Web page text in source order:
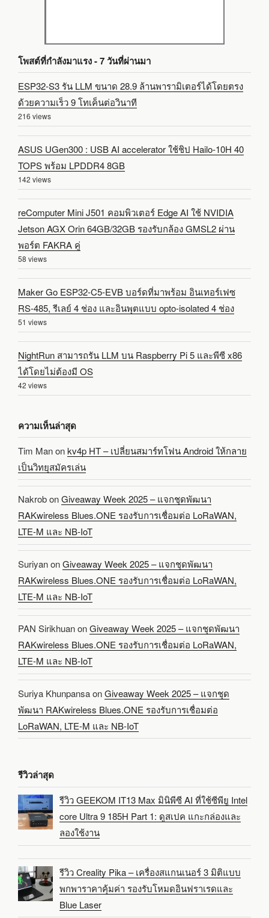
โพสต์ที่กำลังมาแรง - 7 วันที่ผ่านมา
ESP32-S3 รัน LLM ขนาด 28.9 ล้านพารามิเตอร์ได้โดยตรง
ด้วยความเร็ว 9 โทเค็นต่อวินาที
216 views
ASUS UGen300 : USB AI accelerator ใช้ชิป Hailo-10H 40
TOPS พร้อม LPDDR4 8GB
142 views
reComputer Mini J501 คอมพิวเตอร์ Edge AI ใช้ NVIDIA
Jetson AGX Orin 64GB/32GB รองรับกล้อง GMSL2 ผ่าน
พอร์ต FAKRA คู่
58 views
Maker Go ESP32-C5-EVB บอร์ดที่มาพร้อม อินเทอร์เฟซ
RS-485, รีเลย์ 4 ช่อง และอินพุตแบบ opto-isolated 4 ช่อง
51 views
NightRun สามารถรัน LLM บน Raspberry Pi 5 และพีซี x86
ได้โดยไม่ต้องมี OS
42 views
ความเห็นล่าสุด
Tim Manonkv4p HT – เปลี่ยนสมาร์ทโฟน Android ให้กลาย
เป็นวิทยุสมัครเล่น
NakrobonGiveaway Week 2025 – แจกชุดพัฒนา
RAKwireless Blues.ONE รองรับการเชื่อมต่อ LoRaWAN,
LTE-M และ NB-IoT
SuriyanonGiveaway Week 2025 – แจกชุดพัฒนา
RAKwireless Blues.ONE รองรับการเชื่อมต่อ LoRaWAN,
LTE-M และ NB-IoT
PAN SirikhuanonGiveaway Week 2025 – แจกชุดพัฒนา
RAKwireless Blues.ONE รองรับการเชื่อมต่อ LoRaWAN,
LTE-M และ NB-IoT
Suriya KhunpansaonGiveaway Week 2025 – แจกชุด
พัฒนา RAKwireless Blues.ONE รองรับการเชื่อมต่อ
LoRaWAN, LTE-M และ NB-IoT
รีวิวล่าสุด
รีวิว GEEKOM IT13 Max มินิพีซี AI ที่ใช้ซีพียู Intel
core Ultra 9 185H Part 1: ดูสเปค แกะกล่องและ
ลองใช้งาน
รีวิว Creality Pika – เครื่องสแกนเนอร์ 3 มิติแบบ
พกพาราคาคุ้มค่า รองรับโหมดอินฟราเรดและ
Blue Laser